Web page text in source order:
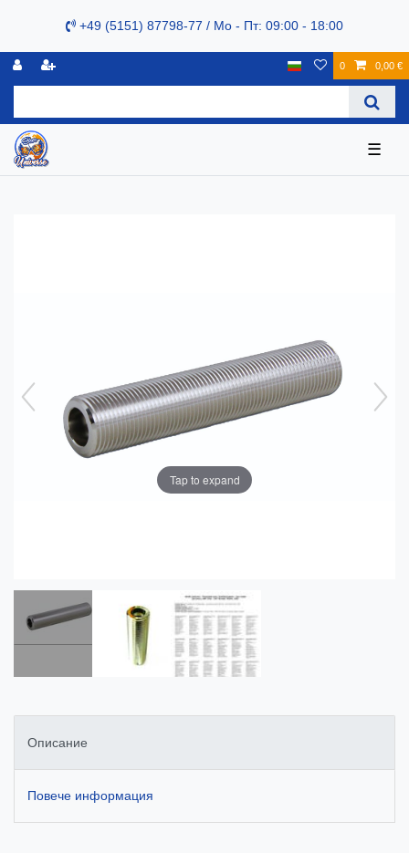
+49 (5151) 87798-77 / Mo - Пт: 09:00 - 18:00
0 0,00 €
☰
Tap to expand
Описание
Повече информация